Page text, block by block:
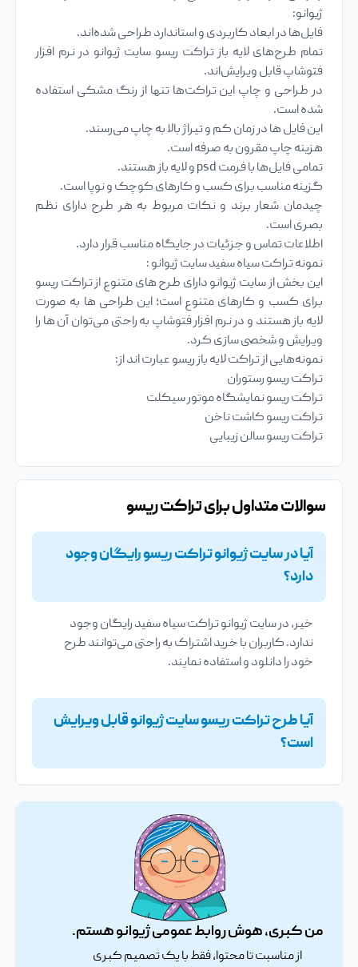
ژیوانو:
فایل‌ها در ابعاد کاربردی و استاندارد طراحی شده‌اند.
تمام طرح‌های لایه باز تراکت ریسو سایت ژیوانو در نرم افزار
فتوشاپ قابل ویرایش‌اند.
در طراحی و چاپ این تراکت‌ها تنها از رنگ مشکی استفاده
شده است.
این فایل ها در زمان کم و تیراژ بالا به چاپ می‌رسند.
هزینه چاپ مقرون به صرفه است.
تمامی فایل‌ها با فرمت psd و لایه باز هستند.
گزینه مناسب برای کسب و کارهای کوچک و نوپا است.
چیدمان شعار برند و نکات مربوط به هر طرح دارای نظم
بصری است.
اطلاعات تماس و جزئیات در جایگاه مناسب قرار دارد.
نمونه تراکت سیاه سفید سایت ژیوانو :
این بخش از سایت ژیوانو دارای طرح های متنوع از تراکت ریسو
برای کسب و کارهای متنوع است؛ این طراحی ها به صورت
لایه باز هستند و در نرم افزار فتوشاپ به راحتی می‌توان آن ها را
ویرایش و شخصی سازی کرد.
نمونه‌هایی از تراکت لایه باز ریسو عبارت اند از:
تراکت ریسو رستوران
تراکت ریسو نمایشگاه موتور سیکلت
تراکت ریسو کاشت ناخن
تراکت ریسو سالن زیبایی
سوالات متداول برای تراکت ریسو
آیا در سایت ژیوانو تراکت ریسو رایگان وجود
دارد؟
خیر، در سایت ژیوانو تراکت سیاه سفید رایگان وجود
ندارد. کاربران با خرید اشتراک به راحتی می‌توانند طرح
خود را دانلود و استفاده نمایند.
آیا طرح تراکت ریسو سایت ژیوانو قابل ویرایش
است؟
من کبری، هوش روابط عمومی ژیوانو هستم.
از مناسبت تا محتوا، فقط با یک تصمیم کبری